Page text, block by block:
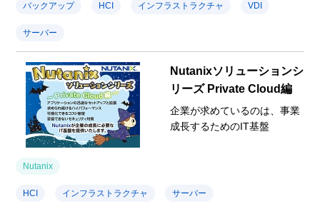
バックアップ HCI インフラストラクチャ VDI
サーバー
Nutanixソリューションシ
リーズ Private Cloud編
企業が求めているのは、事業
成長するためのIT基盤
Nutanix
HCI インフラストラクチャ サーバー